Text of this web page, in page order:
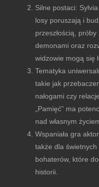
Silne postaci:
losy poruszają i
przeszłością,
demonami oraz
widzowie mogą się
Tematyka
takie jak
nałogami czy
„Pamięć” ma
nad własnym
Wspaniała gra
także dla świetnych
bohaterów, które
historii.